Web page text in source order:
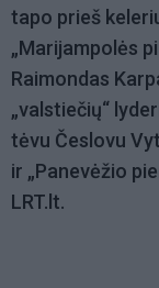
tapo prieš
„Marijampolės
Raimondas
„valstiečių“
tėvu Česlovu
ir „Panevėžio
LRT.lt.